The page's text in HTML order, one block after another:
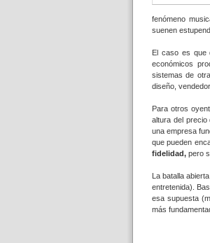
fenómeno
suenen
El caso es que
económicos
sistemas de
diseño,
Para otros
altura del
una empresa
que pueden
fidelidad, pero
La batalla
entretenida).
esa supuesta
más